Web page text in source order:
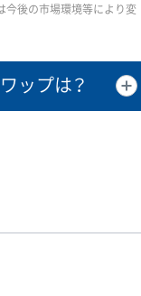
今後の市場環境等により変
ップは？